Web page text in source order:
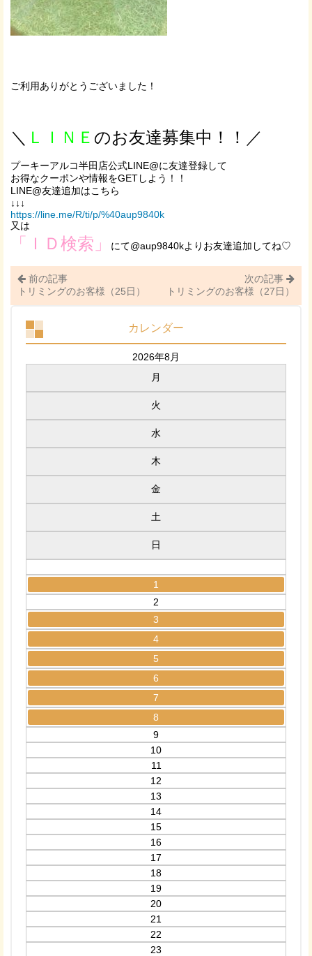
ご利用ありがとうございました！
＼ ＬＩＮＥ のお友達募集中！！／
プーキーアルコ半田店公式LINE@に友達登録して
お得なクーポンや情報をGETしよう！！
LINE@友達追加はこちら
↓↓↓
https://line.me/R/ti/p/%40aup9840k
又は
「ＩＤ検索」 にて@aup9840kよりお友達追加してね♡
前の記事
トリミングのお客様（25日）
次の記事
トリミングのお客様（27日）
カレンダー
2026年8月
月
火
水
木
金
土
日
1
2
3
4
5
6
7
8
9
10
11
12
13
14
15
16
17
18
19
20
21
22
23